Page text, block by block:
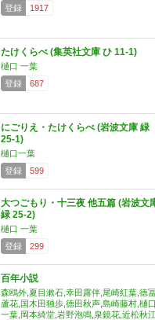
登録
1917
たけくらべ (集英社文庫 ひ 11-1)
樋口 一葉
登録
687
にごりえ・たけくらべ (岩波文庫 緑
25-1)
樋口一葉
登録
599
大つごもり・十三夜 他五篇 (岩波文
緑 25-2)
樋口 一葉
登録
299
百年小説
森鴎外,夏目漱石,幸田露伴,尾崎紅葉,徳
蘆花,国木田独歩,徳田秋声,島崎藤村,樋口
一葉,岡本綺堂,岩野泡鳴,泉鏡花,近松秋